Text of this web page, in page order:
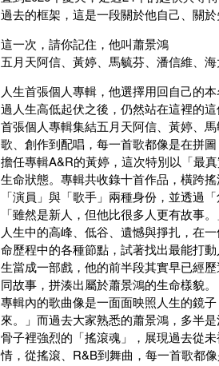
過去的框架，這是一段關於他自己、關
這一次，請你記住，他叫蕭景鴻
五月天阿信、黃婷、馬毓芬、潘信維、
人生首張個人專輯，他選擇用回自己的
過人生高低起伏之後，仍然站在這裡的
首張個人專輯集結五月天阿信、黃婷、
歌、創作到配唱，每一首歌都像是在拼
擔任專輯A&R的黃婷，這次特別以「最
生命狀態。專輯共收錄十首作品，橫跨
「演員」與「歌手」兩種身份，並透過
「雖然是新人，但他比很多人更有故事
人生中的高峰、低谷、遺憾與掙扎，在
命歷程中的各種節點，試著找出最能打
生當成一部戲，他的前半段其實早已經
同故事，拼湊出屬於蕭景鴻的生命樣貌。
專輯內的歌曲像是一面面映照人生的鏡
來。」而過去大家熟悉的蕭景鴻，多半
骨子裡強烈的「搖滾魂」，展現過去從
情，從搖滾、R&B到舞曲，每一首歌都